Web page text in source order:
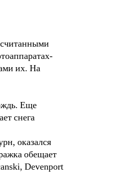
их. На
Еще
снега
оказался
обещает
Devenport